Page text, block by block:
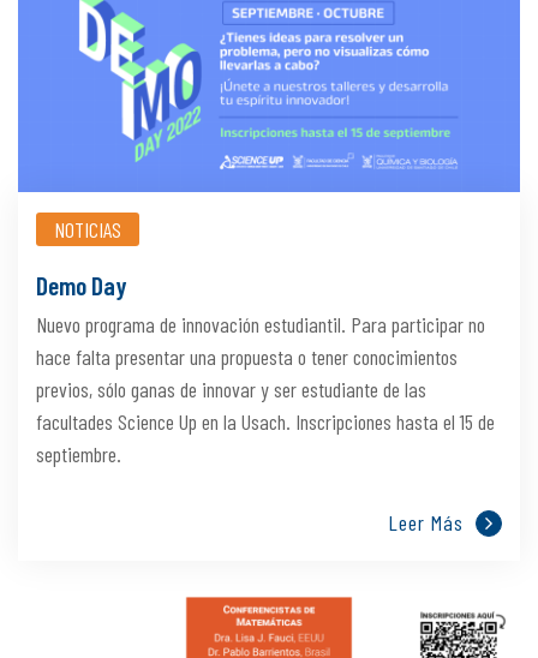
NOTICIAS
Demo Day
Nuevo programa de innovación estudiantil. Para participar no
hace falta presentar una propuesta o tener conocimientos
previos, sólo ganas de innovar y ser estudiante de las
facultades Science Up en la Usach. Inscripciones hasta el 15 de
septiembre.
Leer Más